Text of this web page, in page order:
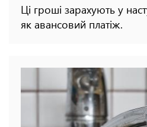
Ці гроші зарахують у
як авансовий платіж.